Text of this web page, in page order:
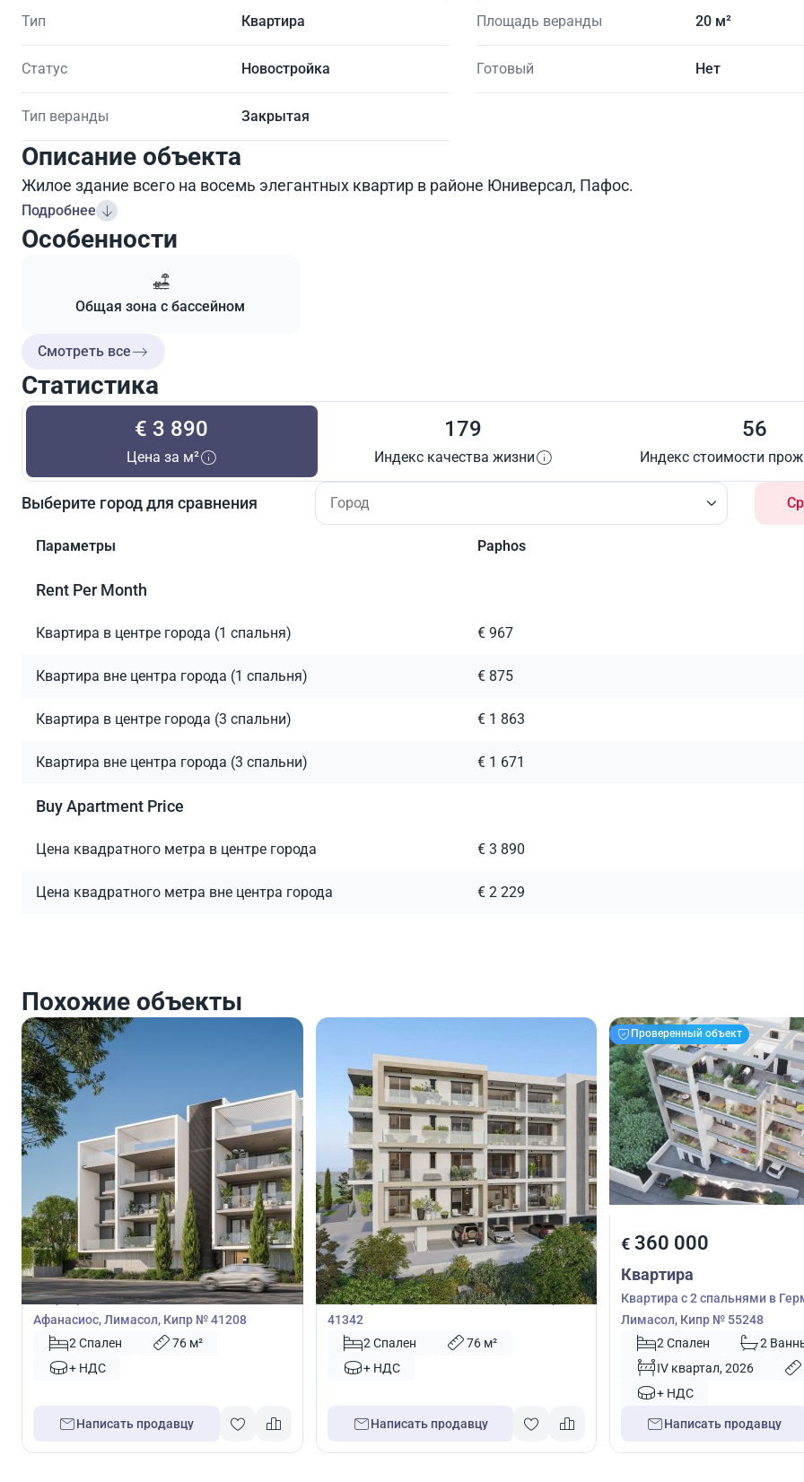
Тип Квартира
Статус Новостройка
Тип веранды Закрытая
Площадь веранды 20 м²
Готовый Нет
Описание объекта
Жилое здание всего на восемь элегантных квартир в районе Юниверсал, Пафос.
Подробнее
Особенности
Общая зона с бассейном
Смотреть все
Статистика
€ 3 890
Цена за м²
179
Индекс качества жизни
56
Индекс стоимости
Выберите город для сравнения
Параметры Paphos
Rent Per Month
Квартира в центре города (1 спальня) € 967
Квартира вне центра города (1 спальня) € 875
Квартира в центре города (3 спальни) € 1 863
Квартира вне центра города (3 спальни) € 1 671
Buy Apartment Price
Цена квадратного метра в центре города € 3 890
Цена квадратного метра вне центра города € 2 229
Похожие объекты
€369 000
Квартира
Квартира с 2 спальнями в Агиос
Афанасиос, Лимасол, Кипр № 41208
2 Спален
76 м²
+ НДС
Написать продавцу
€360 000
Квартира
Квартира с 2 спальнями в Пафос, Кипр №
41342
2 Спален
76 м²
+ НДС
Написать продавцу
Проверенный объект
€ 360 000
Квартира
Квартира с 2 спальнями в
Лимасол, Кипр № 55248
2 Спален
2
IV квартал, 2026
+ НДС
Написать продавцу